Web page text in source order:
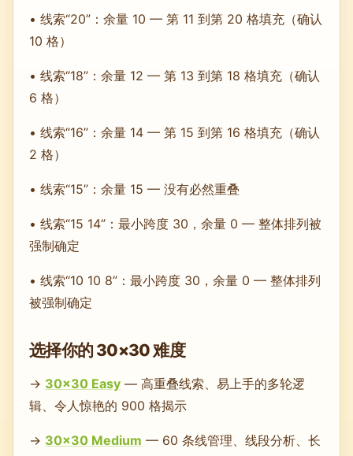
• 线索“20”：余量 10 — 第 11 到第 20 格填充（确认
10 格）
• 线索“18”：余量 12 — 第 13 到第 18 格填充（确认
6 格）
• 线索“16”：余量 14 — 第 15 到第 16 格填充（确认
2 格）
• 线索“15”：余量 15 — 没有必然重叠
• 线索“15 14”：最小跨度 30，余量 0 — 整体排列被
强制确定
• 线索“10 10 8”：最小跨度 30，余量 0 — 整体排列
被强制确定
选择你的 30×30 难度
→ 30×30 Easy — 高重叠线索、易上手的多轮逻
辑、令人惊艳的 900 格揭示
→ 30×30 Medium — 60 条线管理、线段分析、长